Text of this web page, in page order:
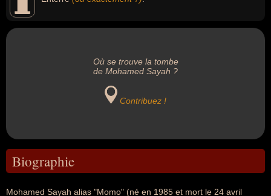
Où se trouve la tombe
de Mohamed Sayah ?
Contribuez !
Biographie
Mohamed Sayah alias "Momo" (né en 1985 et mort le 24 avril